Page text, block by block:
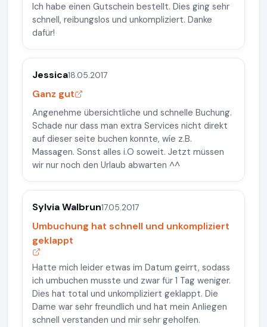
Ich habe einen Gutschein bestellt. Dies ging sehr
schnell, reibungslos und unkompliziert. Danke
dafür!
Jessica18.05.2017
Ganz gut
Angenehme übersichtliche und schnelle Buchung.
Schade nur dass man extra Services nicht direkt
auf dieser seite buchen konnte, wíe z.B.
Massagen. Sonst alles i.O soweit. Jetzt müssen
wir nur noch den Urlaub abwarten ^^
Sylvia Walbrun17.05.2017
Umbuchung hat schnell und unkompliziert
geklappt
Hatte mich leider etwas im Datum geirrt, sodass
ich umbuchen musste und zwar für 1 Tag weniger.
Dies hat total und unkompliziert geklappt. Die
Dame war sehr freundlich und hat mein Anliegen
schnell verstanden und mir sehr geholfen.